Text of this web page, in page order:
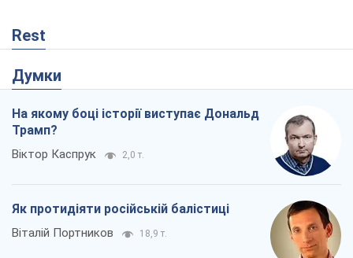
Rest
Думки
На якому боці історії виступає Дональд
Трамп?
Віктор Каспрук 2,0 т.
Як протидіяти російській балістиці
Віталій Портников 18,9 т.